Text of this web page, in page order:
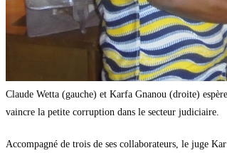
Claude Wetta (gauche) et Karfa Gnanou (droite)
vaincre la petite corruption dans le secteur judiciaire.
Accompagné de trois de ses collaborateurs, le juge